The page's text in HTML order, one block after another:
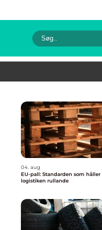
04. aug
EU-pall: Standarden som håller
logistiken rullande